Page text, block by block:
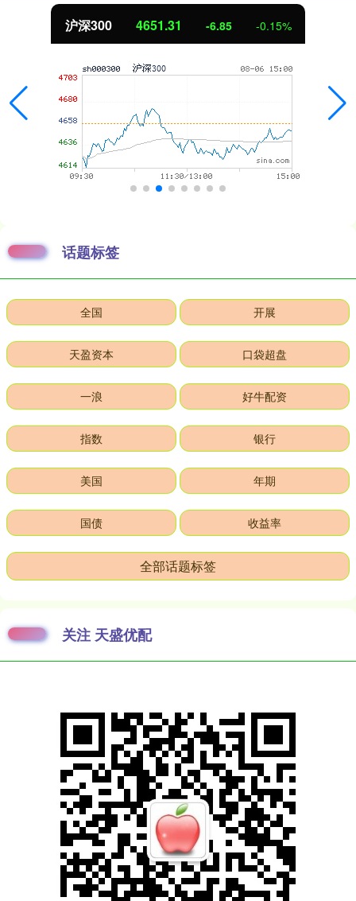
沪深300 4651.31 -6.85 -0.15%
话题标签
全国 开展
天盈资本 口袋超盘
一浪 好牛配资
指数 银行
美国 年期
国债 收益率
全部话题标签
关注 天盛优配